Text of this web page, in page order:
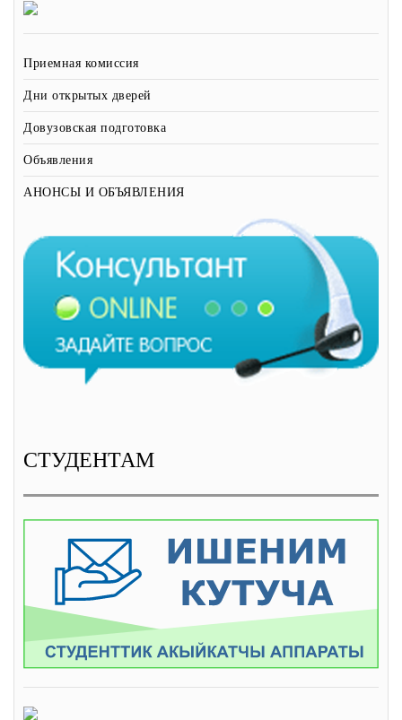
Приемная комиссия
Дни открытых дверей
Довузовская подготовка
Объявления
АНОНСЫ И ОБЪЯВЛЕНИЯ
СТУДЕНТАМ